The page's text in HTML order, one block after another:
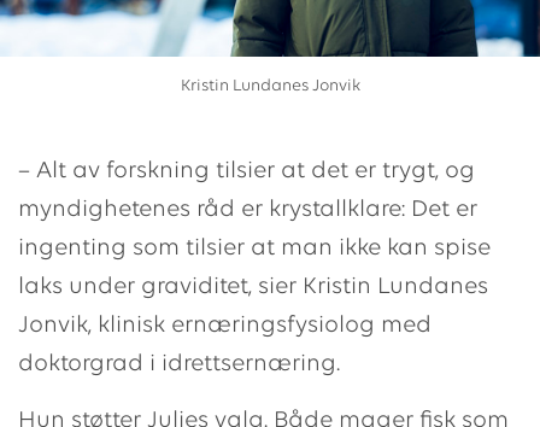
Kristin Lundanes Jonvik
– Alt av forskning tilsier at det er trygt, og
myndighetenes råd er krystallklare: Det er
ingenting som tilsier at man ikke kan spise
laks under graviditet, sier Kristin Lundanes
Jonvik, klinisk ernæringsfysiolog med
doktorgrad i idrettsernæring.
Hun støtter Julies valg. Både mager fisk som